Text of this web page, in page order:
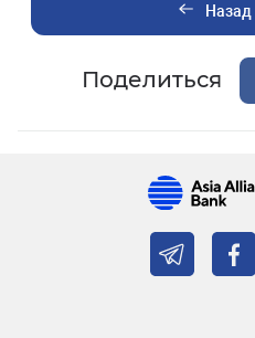
Назад
Поделиться